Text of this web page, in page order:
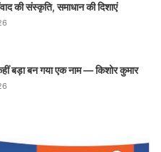
की संस्कृति, समाधान की दिशाएं
बड़ा बन गया एक नाम — किशोर कुमार